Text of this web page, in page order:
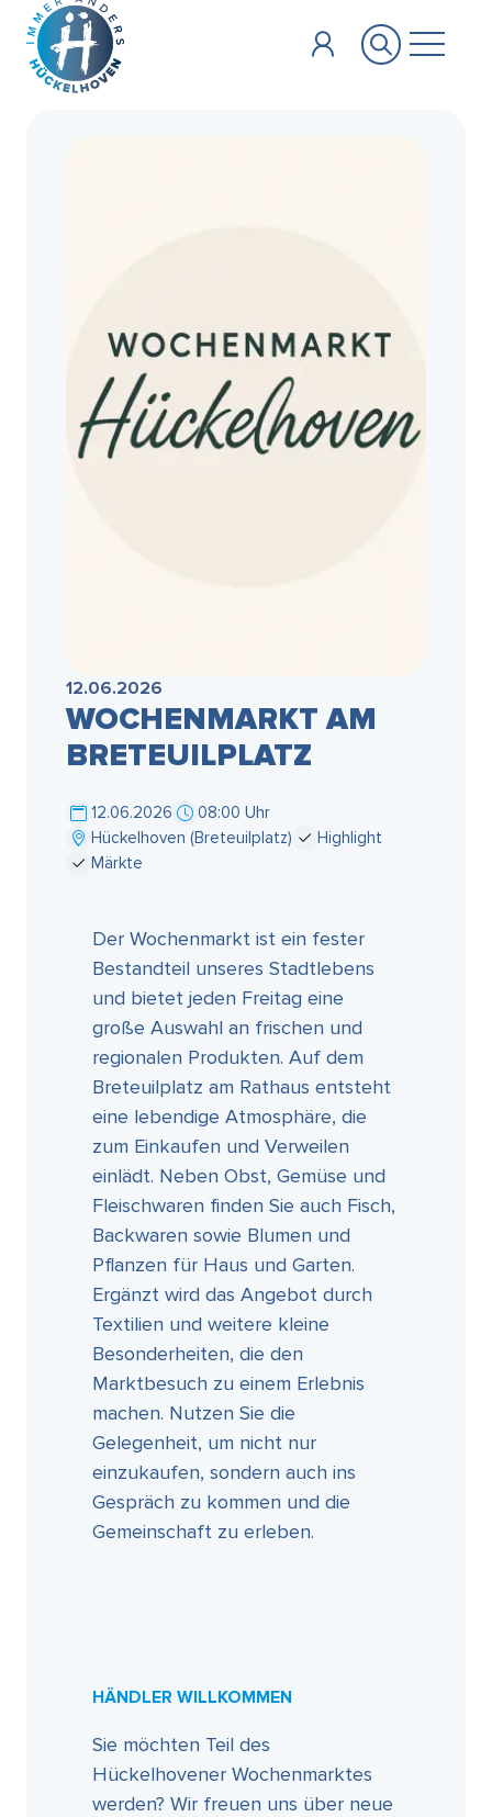
Zum Hauptinhalt springen
12.06.2026
WOCHENMARKT AM
BRETEUILPLATZ
12.06.2026
08:00 Uhr
Hückelhoven (Breteuilplatz)
Highlight
Märkte
Der Wochenmarkt ist ein fester
Bestandteil unseres Stadtlebens
und bietet jeden Freitag eine
große Auswahl an frischen und
regionalen Produkten. Auf dem
Breteuilplatz am Rathaus entsteht
eine lebendige Atmosphäre, die
zum Einkaufen und Verweilen
einlädt. Neben Obst, Gemüse und
Fleischwaren finden Sie auch Fisch,
Backwaren sowie Blumen und
Pflanzen für Haus und Garten.
Ergänzt wird das Angebot durch
Textilien und weitere kleine
Besonderheiten, die den
Marktbesuch zu einem Erlebnis
machen. Nutzen Sie die
Gelegenheit, um nicht nur
einzukaufen, sondern auch ins
Gespräch zu kommen und die
Gemeinschaft zu erleben.
HÄNDLER WILLKOMMEN
Sie möchten Teil des
Hückelhovener Wochenmarktes
werden? Wir freuen uns über neue